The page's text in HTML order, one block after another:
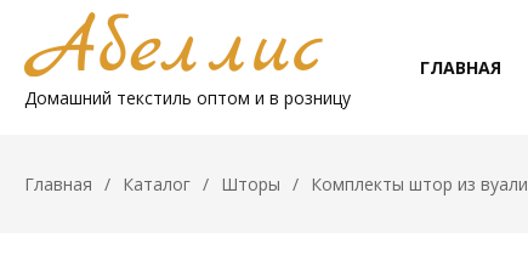
Домашний текстиль оптом и в розницу
ГЛАВНАЯ
Главная Каталог Шторы Комплекты штор из вуали